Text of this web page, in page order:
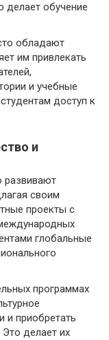
делает обучение
обладают
им привлекать
и учебные
доступ к
и
развивают
своим
проекты с
глобальные
программах
и приобретать
делает их